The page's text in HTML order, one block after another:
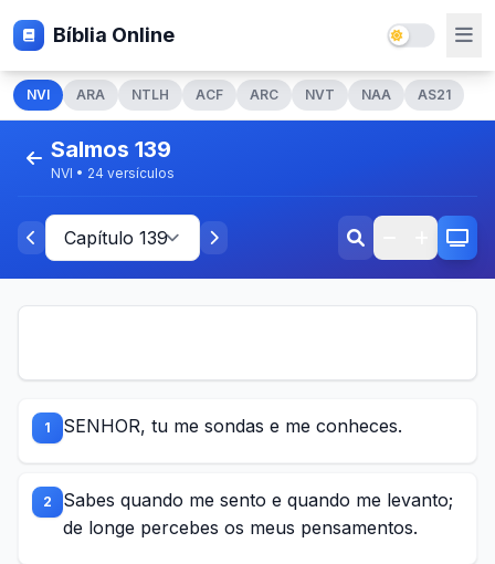
Bíblia Online
NVI ARA NTLH ACF ARC NVT NAA AS21
Salmos 139
NVI • 24 versículos
1 SENHOR, tu me sondas e me conheces.
2
Sabes quando me sento e quando me levanto;
de longe percebes os meus pensamentos.